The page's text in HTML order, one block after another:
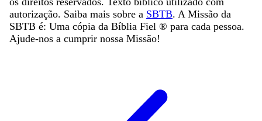
autorização. Saiba mais sobre a SBTB. A Missão da
SBTB é: Uma cópia da Bíblia Fiel ®️ para cada pessoa.
Ajude-nos a cumprir nossa Missão!